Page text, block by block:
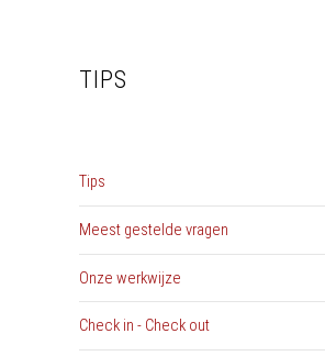
TIPS
Tips
Meest gestelde vragen
Onze werkwijze
Check in - Check out